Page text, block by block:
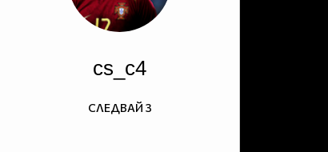
cs_c4
СЛЕДВАЙ 3